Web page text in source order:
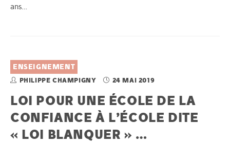
ans…
ENSEIGNEMENT
PHILIPPE CHAMPIGNY 24 MAI 2019
LOI POUR UNE ÉCOLE DE LA
CONFIANCE À L’ÉCOLE DITE
« LOI BLANQUER » …